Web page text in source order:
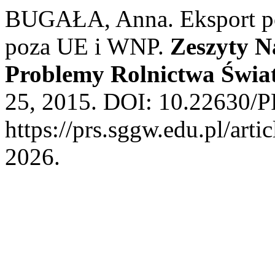
BUGAŁA, Anna. Eksport
poza UE i WNP. Zeszyty
Problemy Rolnictwa
25, 2015. DOI: 10.22630/
https://prs.sggw.edu.pl/
2026.